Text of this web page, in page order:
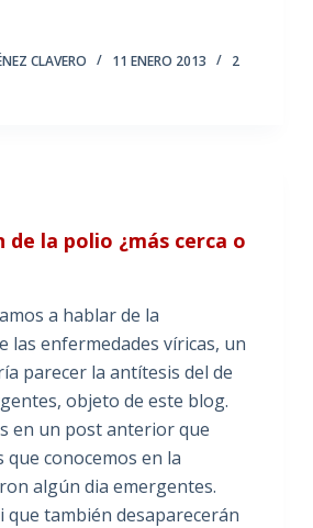
CLAVERO 11 ENERO 2013
2
de la polio ¿más cerca o
a hablar de la
las enfermedades víricas, un
parecer la antítesis del de
objeto de este blog.
en un post anterior que
conocemos en la
algún dia emergentes.
que también desaparecerán